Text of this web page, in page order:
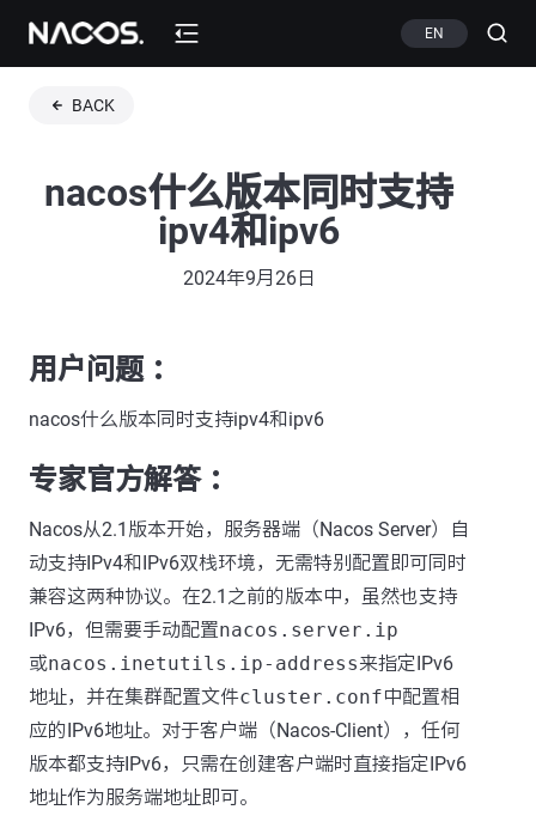
EN
BACK
nacos什么版本同时支持
ipv4和ipv6
2024年9月26日
用户问题 ：
nacos什么版本同时支持ipv4和ipv6
专家官方解答 ：
Nacos从2.1版本开始，服务器端（Nacos Server）自
动支持IPv4和IPv6双栈环境，无需特别配置即可同时
兼容这两种协议。在2.1之前的版本中，虽然也支持
IPv6，但需要手动配置nacos.server.ip
或nacos.inetutils.ip-address来指定IPv6
地址，并在集群配置文件cluster.conf中配置相
应的IPv6地址。对于客户端（Nacos-Client），任何
版本都支持IPv6，只需在创建客户端时直接指定IPv6
地址作为服务端地址即可。